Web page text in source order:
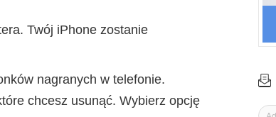
Twój iPhone zostanie
nagranych w telefonie.
chcesz usunąć. Wybierz opcję